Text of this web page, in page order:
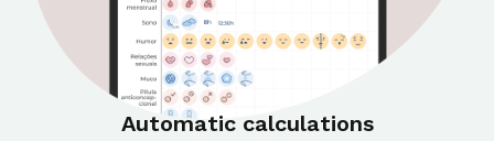
Automatic calculations